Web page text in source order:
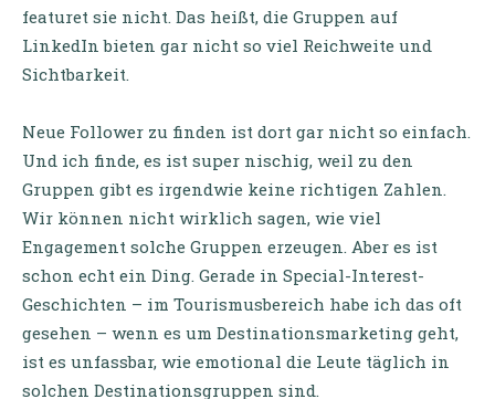
featuret sie nicht. Das heißt, die Gruppen auf
LinkedIn bieten gar nicht so viel Reichweite und
Sichtbarkeit.
Neue Follower zu finden ist dort gar nicht so einfach.
Und ich finde, es ist super nischig, weil zu den
Gruppen gibt es irgendwie keine richtigen Zahlen.
Wir können nicht wirklich sagen, wie viel
Engagement solche Gruppen erzeugen. Aber es ist
schon echt ein Ding. Gerade in Special-Interest-
Geschichten – im Tourismusbereich habe ich das oft
gesehen – wenn es um Destinationsmarketing geht,
ist es unfassbar, wie emotional die Leute täglich in
solchen Destinationsgruppen sind.